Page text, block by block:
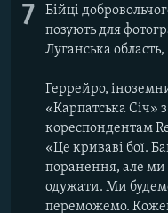
7
Бійці
позують для
Луганська
Геррейро,
«Карпатська Січ»
кореспондентам
«Це криваві бої.
поранення, але
одужати. Ми
переможемо.